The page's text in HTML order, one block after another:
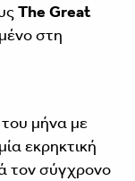
The Great
στη
του μήνα με
εκρηκτική
τον σύγχρονο